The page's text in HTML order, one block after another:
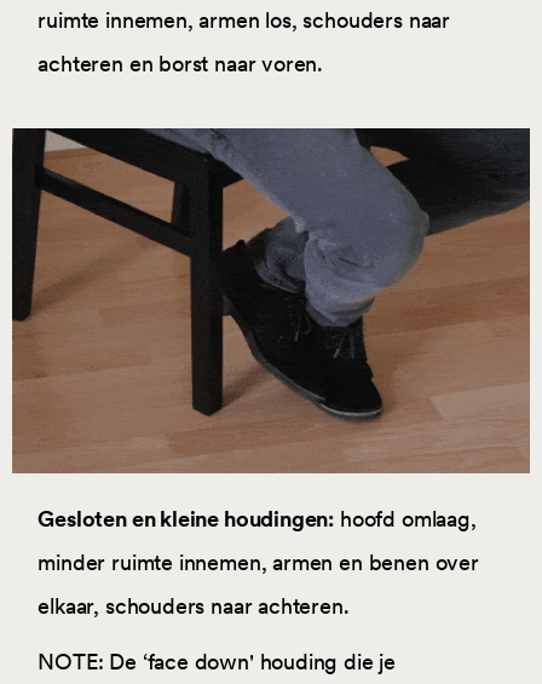
ruimte innemen, armen los, schouders naar
achteren en borst naar voren.
Gesloten en kleine houdingen: hoofd omlaag,
minder ruimte innemen, armen en benen over
elkaar, schouders naar achteren.
NOTE: De ‘face down' houding die je